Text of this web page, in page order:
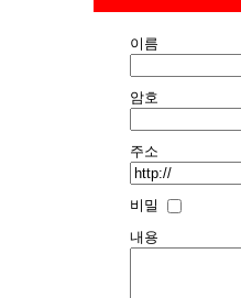
이름
암호
주소
비밀
내용